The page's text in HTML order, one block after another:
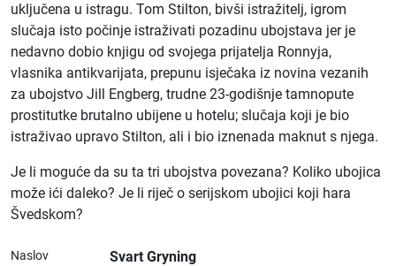
uključena u istragu. Tom Stilton, bivši istražitelj, igrom
slučaja isto počinje istraživati pozadinu ubojstava jer je
nedavno dobio knjigu od svojega prijatelja Ronnyja,
vlasnika antikvarijata, prepunu isječaka iz novina vezanih
za ubojstvo Jill Engberg, trudne 23-godišnje tamnopute
prostitutke brutalno ubijene u hotelu; slučaja koji je bio
istraživao upravo Stilton, ali i bio iznenada maknut s njega.
Je li moguće da su ta tri ubojstva povezana? Koliko ubojica
može ići daleko? Je li riječ o serijskom ubojici koji hara
Švedskom?
Naslov
Svart Gryning